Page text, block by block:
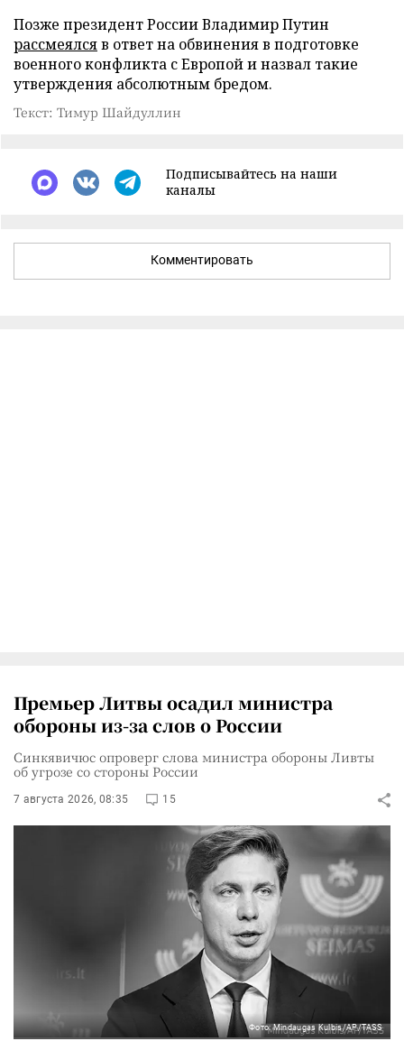
Позже президент России Владимир Путин
рассмеялсяв ответ на обвинения в подготовке
военного конфликта с Европой и назвал такие
утверждения абсолютным бредом.
Текст: Тимур Шайдуллин
Подписывайтесь на наши
каналы
Комментировать
Премьер Литвы осадил министра
обороны из-за слов о России
Синкявичюс опроверг слова министра обороны Ливты
об угрозе со стороны России
7 августа 2026, 08:35 15
Фото: Mindaugas Kulbis/AP/TASS